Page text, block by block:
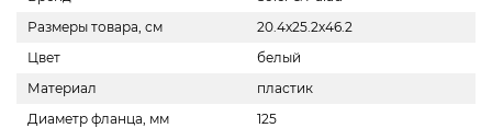
Размеры товара, см
20.4х25.2х46.2
Цвет
белый
Материал
пластик
Диаметр фланца, мм
125